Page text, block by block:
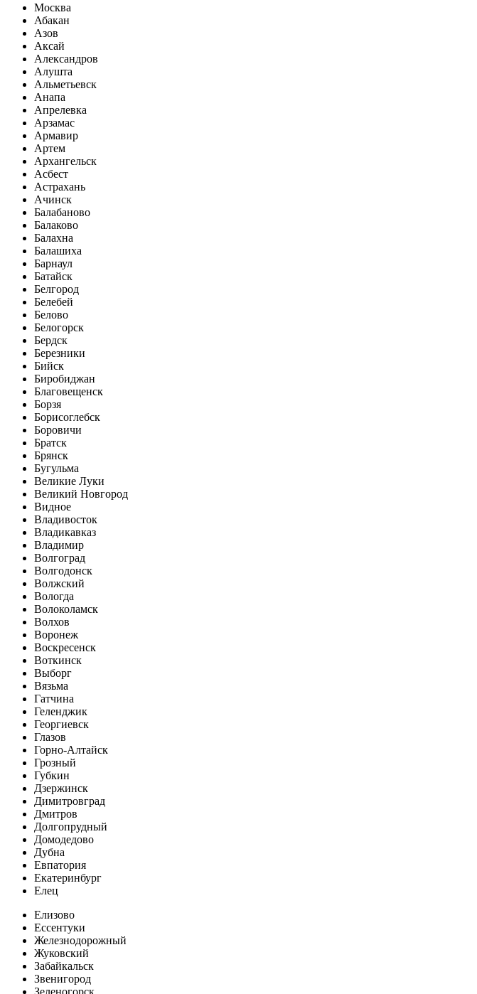
Москва
Абакан
Азов
Аксай
Александров
Алушта
Альметьевск
Анапа
Апрелевка
Арзамас
Армавир
Артем
Архангельск
Асбест
Астрахань
Ачинск
Балабаново
Балаково
Балахна
Балашиха
Барнаул
Батайск
Белгород
Белебей
Белово
Белогорск
Бердск
Березники
Бийск
Биробиджан
Благовещенск
Борзя
Борисоглебск
Боровичи
Братск
Брянск
Бугульма
Великие Луки
Великий Новгород
Видное
Владивосток
Владикавказ
Владимир
Волгоград
Волгодонск
Волжский
Вологда
Волоколамск
Волхов
Воронеж
Воскресенск
Воткинск
Выборг
Вязьма
Гатчина
Геленджик
Георгиевск
Глазов
Горно-Алтайск
Грозный
Губкин
Дзержинск
Димитровград
Дмитров
Долгопрудный
Домодедово
Дубна
Евпатория
Екатеринбург
Елец
Елизово
Ессентуки
Железнодорожный
Жуковский
Забайкальск
Звенигород
Зеленогорск